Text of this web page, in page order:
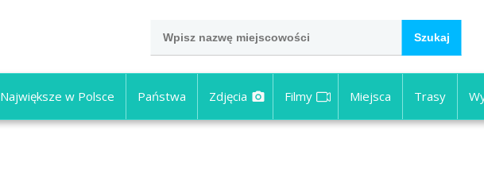
Największe w Polsce Państwa Zdjęcia Filmy Miejsca Trasy